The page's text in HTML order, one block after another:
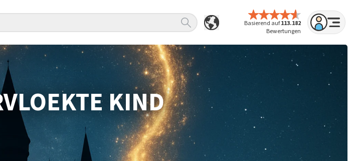
Basierend auf113.182
Bewertungen
KIND